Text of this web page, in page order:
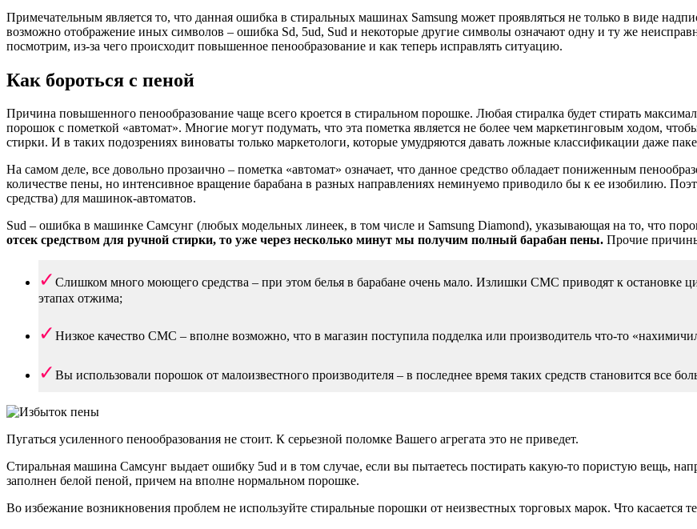
Примечательным является то, что данная ошибка в стиральных машинах Samsung может проявляться не только в виде
возможно отображение иных символов – ошибка Sd, 5ud, Sud и некоторые другие символы означают одну и ту же
посмотрим, из-за чего происходит повышенное пенообразование и как теперь исправлять ситуацию.
Как бороться с пеной
Причина повышенного пенообразование чаще всего кроется в стиральном порошке. Любая стиралка будет стирать
порошок с пометкой «автомат». Многие могут подумать, что эта пометка является не более чем маркетинговым ходом,
стирки. И в таких подозрениях виноваты только маркетологи, которые умудряются давать ложные классификации даже
На самом деле, все довольно прозаично – пометка «автомат» означает, что данное средство обладает пониженным
количестве пены, но интенсивное вращение барабана в разных направлениях неминуемо приводило бы к ее изобилию.
средства) для машинок-автоматов.
Sud – ошибка в машинке Самсунг (любых модельных линеек, в том числе и Samsung Diamond), указывающая на то, что
отсек средством для ручной стирки, то уже через несколько минут мы получим полный барабан пены. Прочие
Слишком много моющего средства – при этом белья в барабане очень мало. Излишки СМС приводят к остановке
этапах отжима;
Низкое качество СМС – вполне возможно, что в магазин поступила подделка или производитель что-то
Вы использовали порошок от малоизвестного производителя – в последнее время таких средств становится все
Пугаться усиленного пенообразования не стоит. К серьезной поломке Вашего агрегата это не приведет.
Стиральная машина Самсунг выдает ошибку 5ud и в том случае, если вы пытаетесь постирать какую-то пористую вещь,
заполнен белой пеной, причем на вполне нормальном порошке.
Во избежание возникновения проблем не используйте стиральные порошки от неизвестных торговых марок. Что касается